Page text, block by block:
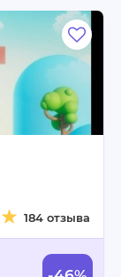
184 отзыва